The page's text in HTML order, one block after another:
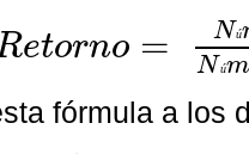
etorno = Nú
N úm
úmero de R espu esta ecibida
fórmula a los